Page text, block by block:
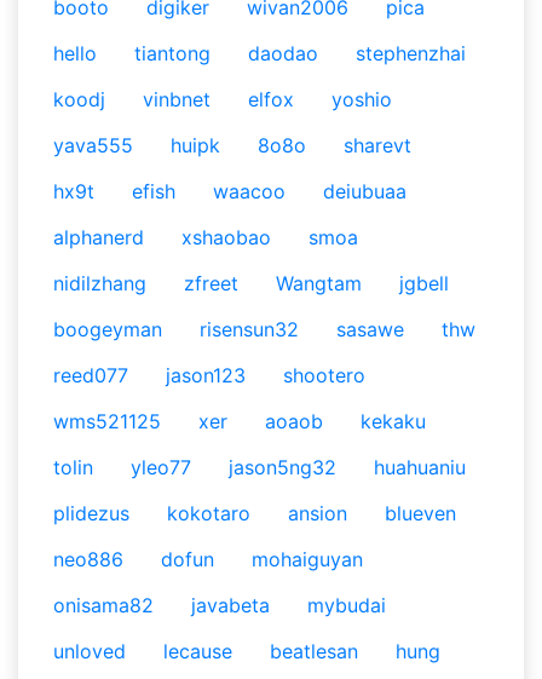
booto
digiker wivan2006
pica
hello
tiantong daodao
stephenzhai
koodj
vinbnet elfox
yoshio
yava555
huipk 8o8o
sharevt
hx9t
efish waacoo
deiubuaa
alphanerd
xshaobao
smoa
nidilzhang
zfreet Wangtam
jgbell
boogeyman
risensun32 sasawe
thw
reed077
jason123
shootero
wms521125
xer aoaob
kekaku
tolin
yleo77 jason5ng32
huahuaniu
plidezus
kokotaro ansion
blueven
neo886
dofun
mohaiguyan
onisama82
javabeta
mybudai
unloved
lecause beatlesan hung